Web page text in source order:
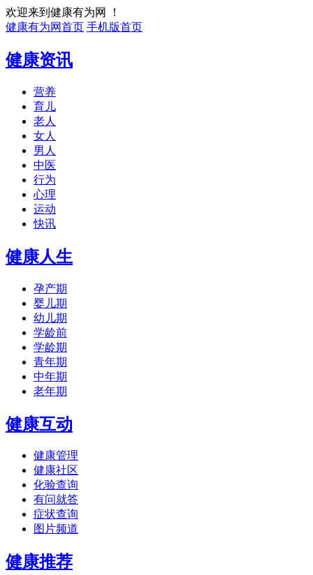
欢迎来到健康有为网 ！
健康有为网首页 手机版首页
健康资讯
营养
育儿
老人
女人
男人
中医
行为
心理
运动
快讯
健康人生
孕产期
婴儿期
幼儿期
学龄前
学龄期
青年期
中年期
老年期
健康互动
健康管理
健康社区
化验查询
有问就答
症状查询
图片频道
健康推荐